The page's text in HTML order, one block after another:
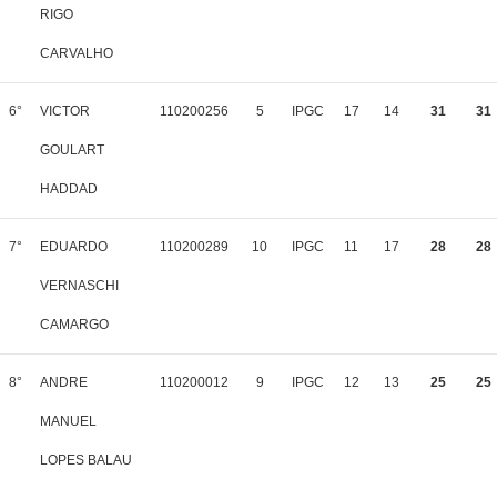
RIGO
CARVALHO
6° VICTOR
GOULART
HADDAD
110200256 5 IPGC 17 14 31 31
7° EDUARDO
VERNASCHI
CAMARGO
110200289 10 IPGC 11 17 28 28
8° ANDRE
MANUEL
LOPES BALAU
110200012 9 IPGC 12 13 25 25